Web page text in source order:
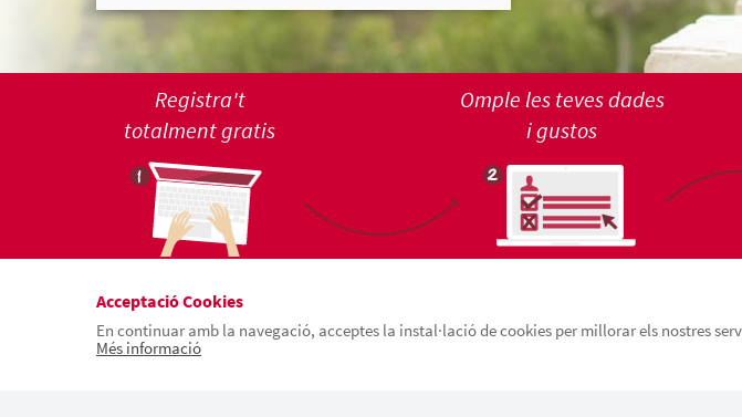
Registra't
totalment gratis
Omple les teves dades
i gustos
Acceptació Cookies
En continuar amb la navegació, acceptes la instal·lació de cookies per millorar els nostres
Més informació